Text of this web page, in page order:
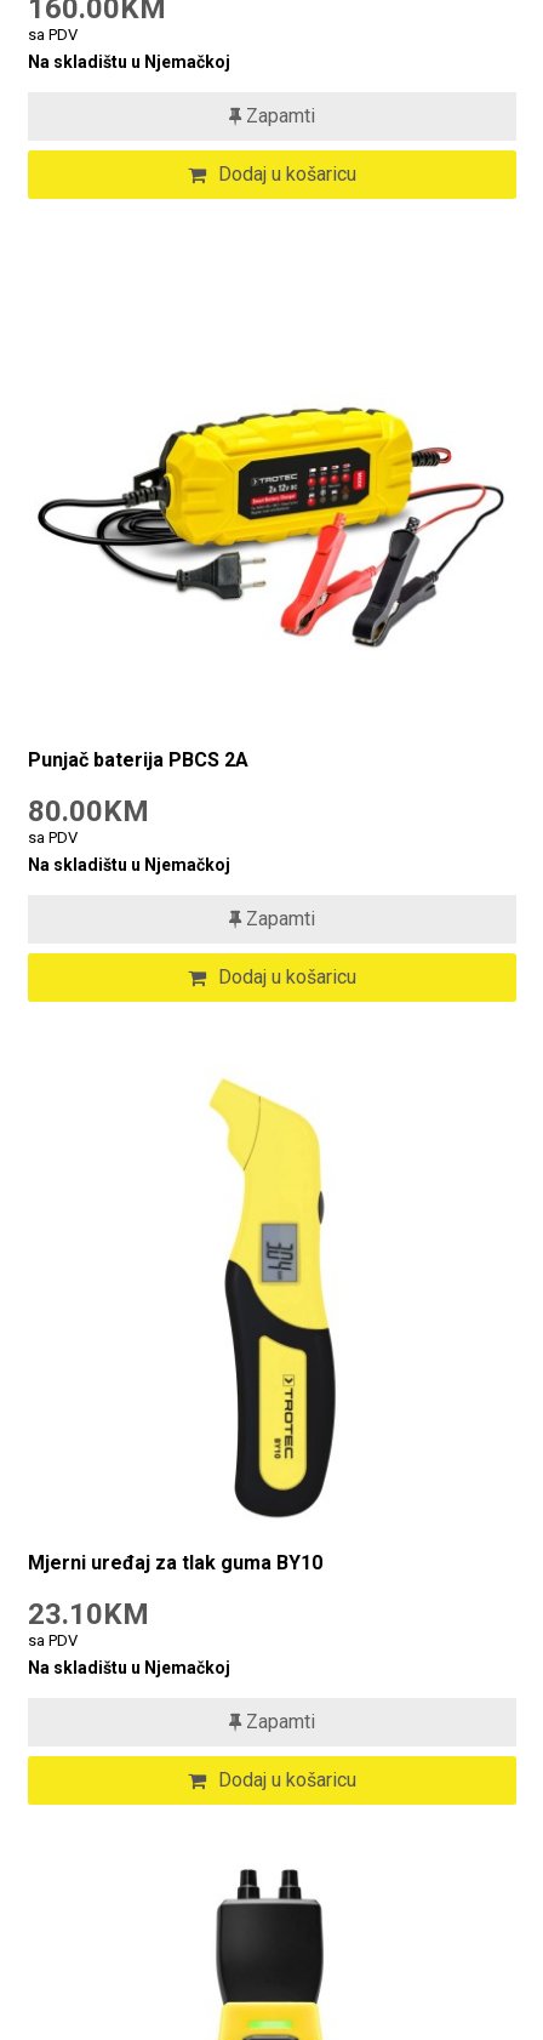
160.00KM
sa PDV
Na skladištu u Njemačkoj
Zapamti
Dodaj u košaricu
Punjač baterija PBCS 2A
80.00KM
sa PDV
Na skladištu u Njemačkoj
Zapamti
Dodaj u košaricu
Mjerni uređaj za tlak guma BY10
23.10KM
sa PDV
Na skladištu u Njemačkoj
Zapamti
Dodaj u košaricu